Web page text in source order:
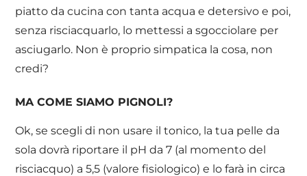
piatto da cucina con tanta acqua e detersivo e poi,
senza risciacquarlo, lo mettessi a sgocciolare per
asciugarlo. Non è proprio simpatica la cosa, non
credi?
MA COME SIAMO PIGNOLI?
Ok, se scegli di non usare il tonico, la tua pelle da
sola dovrà riportare il pH da 7 (al momento del
risciacquo) a 5,5 (valore fisiologico) e lo farà in circa